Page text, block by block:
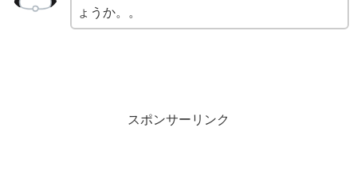
ょうか。。
スポンサーリンク